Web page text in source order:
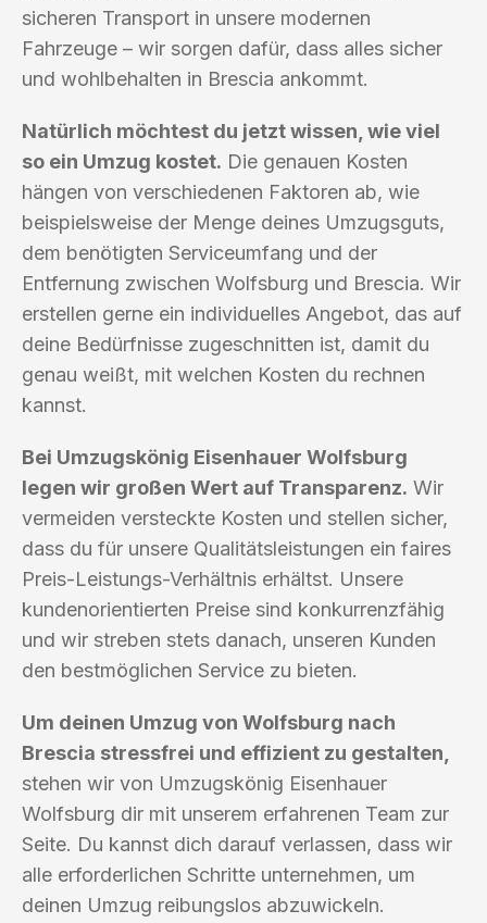
sicheren Transport in unsere modernen
Fahrzeuge – wir sorgen dafür, dass alles sicher
und wohlbehalten in Brescia ankommt.
Natürlich möchtest du jetzt wissen, wie viel
so ein Umzug kostet. Die genauen Kosten
hängen von verschiedenen Faktoren ab, wie
beispielsweise der Menge deines Umzugsguts,
dem benötigten Serviceumfang und der
Entfernung zwischen Wolfsburg und Brescia. Wir
erstellen gerne ein individuelles Angebot, das auf
deine Bedürfnisse zugeschnitten ist, damit du
genau weißt, mit welchen Kosten du rechnen
kannst.
Bei Umzugskönig Eisenhauer Wolfsburg
legen wir großen Wert auf Transparenz. Wir
vermeiden versteckte Kosten und stellen sicher,
dass du für unsere Qualitätsleistungen ein faires
Preis-Leistungs-Verhältnis erhältst. Unsere
kundenorientierten Preise sind konkurrenzfähig
und wir streben stets danach, unseren Kunden
den bestmöglichen Service zu bieten.
Um deinen Umzug von Wolfsburg nach
Brescia stressfrei und effizient zu gestalten,
stehen wir von Umzugskönig Eisenhauer
Wolfsburg dir mit unserem erfahrenen Team zur
Seite. Du kannst dich darauf verlassen, dass wir
alle erforderlichen Schritte unternehmen, um
deinen Umzug reibungslos abzuwickeln.